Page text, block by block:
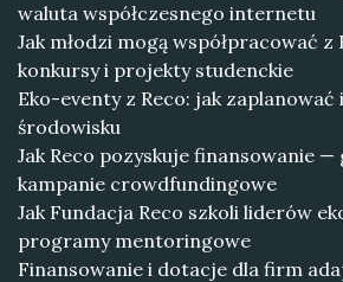
waluta współczesnego internetu
Jak młodzi mogą współpracować z
konkursy i projekty studenckie
Eko-eventy z Reco: jak
środowisku
Jak Reco pozyskuje finansowanie
kampanie crowdfundingowe
Jak Fundacja Reco szkoli liderów
programy mentoringowe
Finansowanie i dotacje dla firm